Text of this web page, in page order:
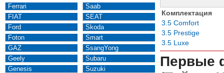
Ferrari
FIAT
Ford
Foton
GAZ
Geely
Genesis
Saab
SEAT
Skoda
Smart
SsangYong
Subaru
Suzuki
Комплектация
3.5 Comfort
3.5 Prestige
3.5 Luxe
Первые